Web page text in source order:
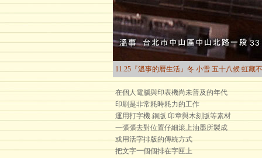
11.25『溫事的曆生活』冬 小雪 五十八候 虹藏
在個人電腦與印表機尚未普及的年代
印刷是非常耗時耗力的工作
運用打字機.銅版.印章與木刻版等素材
一張張去對位置仔細滾上油墨所製成
或用活字排版的傳統方式
把文字一個個排在字匣上